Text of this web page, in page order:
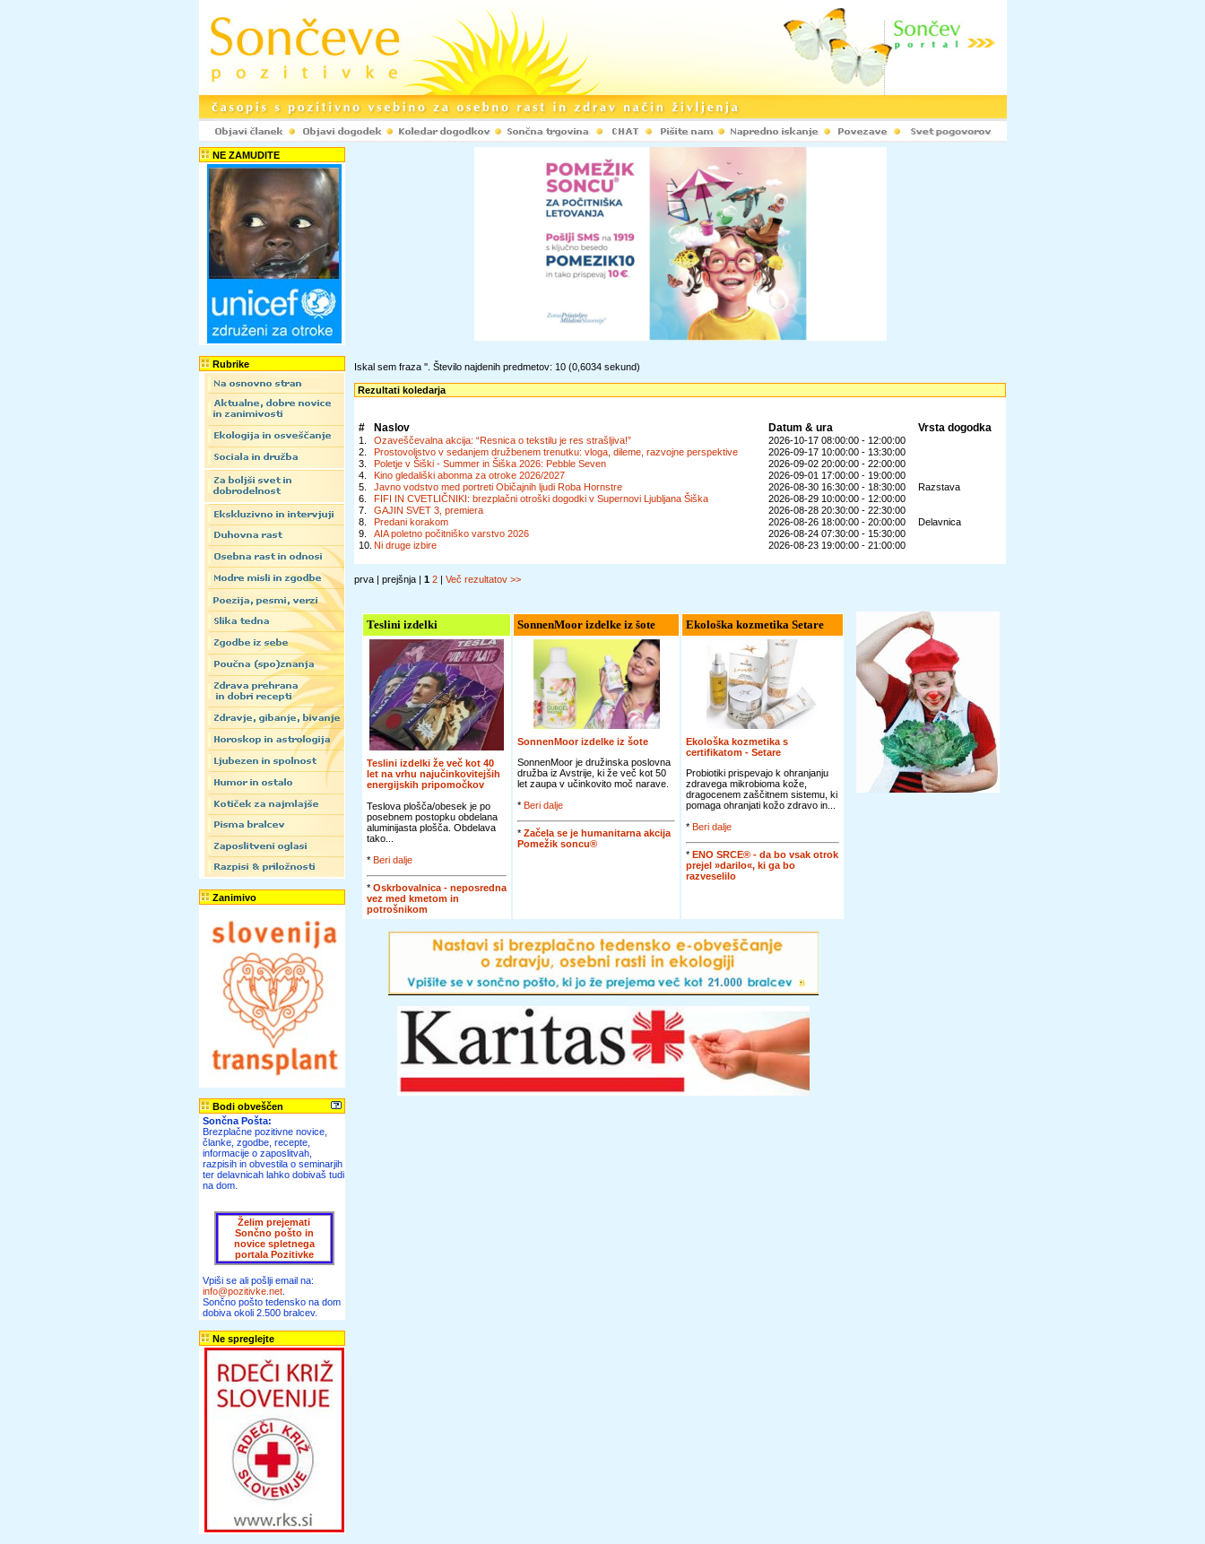
NE ZAMUDITE
Rubrike
Zanimivo
Bodi obveščen
Sončna Pošta:
Brezplačne pozitivne novice,
članke, zgodbe, recepte,
informacije o zaposlitvah,
razpisih in obvestila o seminarjih
ter delavnicah lahko dobivaš tudi
na dom.
Želim prejemati
Sončno pošto in
novice spletnega
portala Pozitivke
Vpiši se ali pošlji email na:
info@pozitivke.net
Sončno pošto tedensko na dom
dobiva okoli 2.500 bralcev.
Ne spreglejte
Iskal sem fraza ''. Število najdenih predmetov: 10 (0,6034 sekund)
Rezultati koledarja
# Naslov Datum & ura Vrsta dogodka
1. Ozaveščevalna akcija: “Resnica o tekstilu je res strašljiva!”
2026-10-17 08:00:00 - 12:00:00
2.
Prostovoljstvo v sedanjem družbenem trenutku: vloga, dileme, razvojne perspektive
2026-09-17 10:00:00 - 13:30:00
3.
Poletje v Šiški - Summer in Šiška 2026: Pebble Seven
2026-09-02 20:00:00 - 22:00:00
4.
Kino gledališki abonma za otroke 2026/2027
2026-09-01 17:00:00 - 19:00:00
5.
Javno vodstvo med portreti Običajnih ljudi Roba Hornstre 2026-08-30 16:30:00 - 18:30:00
Razstava
6.
FIFI IN CVETLIČNIKI: brezplačni otroški dogodki v Supernovi Ljubljana Šiška
2026-08-29 10:00:00 - 12:00:00
7.
GAJIN SVET 3, premiera
2026-08-28 20:30:00 - 22:30:00
8.
Predani korakom 2026-08-26 18:00:00 - 20:00:00
Delavnica
9.
AIA poletno počitniško varstvo 2026
2026-08-24 07:30:00 - 15:30:00
10. Ni druge izbire 2026-08-23 19:00:00 - 21:00:00
prva | prejšnja | 1 2 | Več rezultatov >>
Teslini izdelki
Teslini izdelki že več kot 40
let na vrhu najučinkovitejših
energijskih pripomočkov
Teslova plošča/obesek je po
posebnem postopku obdelana
aluminijasta plošča. Obdelava
tako...
* Beri dalje
* Oskrbovalnica - neposredna
vez med kmetom in
potrošnikom
SonnenMoor izdelke iz šote
SonnenMoor izdelke iz šote
SonnenMoor je družinska poslovna
družba iz Avstrije, ki že več kot 50
let zaupa v učinkovito moč narave.
* Beri dalje
* Začela se je humanitarna akcija
Pomežik soncu®
Ekološka kozmetika Setare
Ekološka kozmetika s
certifikatom - Setare
Probiotiki prispevajo k ohranjanju
zdravega mikrobioma kože,
dragocenem zaščitnem sistemu, ki
pomaga ohranjati kožo zdravo in...
* Beri dalje
* ENO SRCE® - da bo vsak otrok
prejel »darilo«, ki ga bo
razveselilo